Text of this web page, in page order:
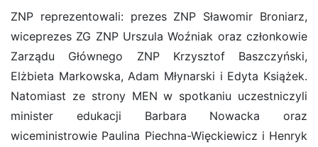
ZNP reprezentowali: prezes ZNP Sławomir Broniarz,
wiceprezes ZG ZNP Urszula Woźniak oraz członkowie
Zarządu Głównego ZNP Krzysztof Baszczyński,
Elżbieta Markowska, Adam Młynarski i Edyta Książek.
Natomiast ze strony MEN w spotkaniu uczestniczyli
minister edukacji Barbara Nowacka oraz
wiceministrowie Paulina Piechna-Więckiewicz i Henryk